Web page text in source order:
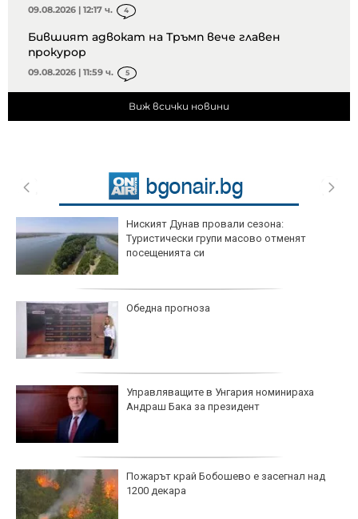
09.08.2026 | 12:17 ч. 4
Бившият адвокат на Тръмп вече главен
прокурор
09.08.2026 | 11:59 ч. 5
Виж всички новини
Ниският Дунав провали сезона:
Туристически групи масово отменят
посещенията си
Обедна прогноза
Управляващите в Унгария номинираха
Андраш Бака за президент
Пожарът край Бобошево е засегнал над
1200 декара